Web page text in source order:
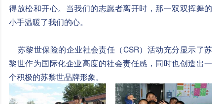
得放松和开心。当我们的志愿者离开时，那一双双挥舞的
小手温暖了我们的心。
苏黎世保险的企业社会责任（CSR）活动充分显示了苏
黎世作为国际化企业高度的社会责任感，同时也创造出一
个积极的苏黎世品牌形象。